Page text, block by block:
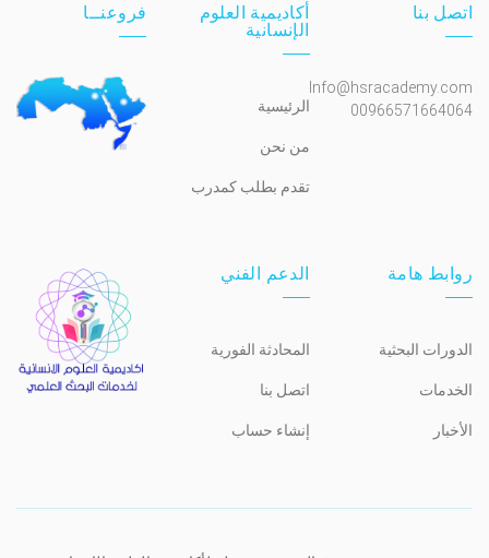
اتصل بنا
Info@hsracademy.com
00966571664064
أكاديمية العلوم
الإنسانية
الرئيسية
من نحن
تقدم بطلب كمدرب
فروعنــا
روابط هامة
الدورات البحثية
الخدمات
الأخبار
الدعم الفني
المحادثة الفورية
اتصل بنا
إنشاء حساب